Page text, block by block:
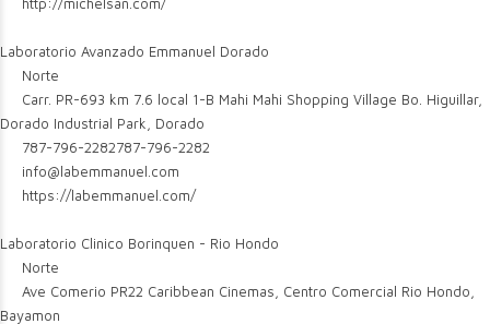
Laboratorio Avanzado Emmanuel Dorado
Norte
Carr. PR-693 km 7.6 local 1-B Mahi Mahi Shopping Village Bo. Higuillar,
Dorado Industrial Park, Dorado
787-796-2282787-796-2282
info@labemmanuel.com
https://labemmanuel.com/
Laboratorio Clinico Borinquen - Rio Hondo
Norte
Ave Comerio PR22 Caribbean Cinemas, Centro Comercial Rio Hondo,
Bayamon